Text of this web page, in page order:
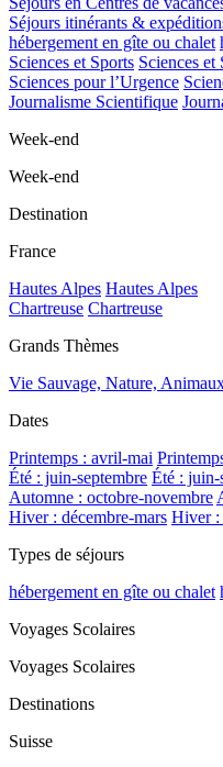
Séjours itinérants &
hébergement en gîte ou chalet
Sciences et Sports Sciences et
Sciences pour l’Urgence
Journalisme Scientifique
Week-end
Week-end
Destination
France
Hautes Alpes Hautes Alpes
Chartreuse Chartreuse
Grands Thèmes
Vie Sauvage, Nature,
Dates
Printemps : avril-mai
Été : juin-septembre Été : juin-
Automne : octobre-novembre
Hiver : décembre-mars Hiver :
Types de séjours
hébergement en gîte ou chalet
Voyages Scolaires
Voyages Scolaires
Destinations
Suisse